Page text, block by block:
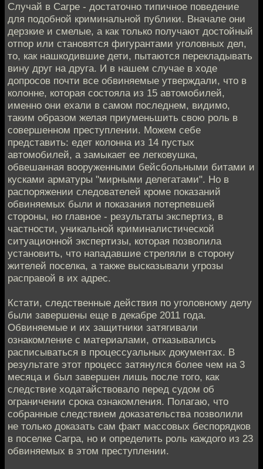
Случай в Сагре - достаточно типичное поведение
для подобной криминальной публики. Вначале они
дерзкие и смелые, а как только получают достойный
отпор или становятся фигурантами уголовных дел,
то, как нашкодившие дети, пытаются перекладывать
вину друг на друга. И в нашем случае в ходе
допросов почти все обвиняемые утверждали, что в
колонне, которая состояла из 15 автомобилей,
именно они ехали в самом последнем, видимо,
таким образом желая приуменьшить свою роль в
совершенном преступлении. Можем себе
представить: едет колонна из 14 пустых
автомобилей, а замыкает ее легковушка,
обвешанная вооруженными бейсбольными битами и
кусками арматуры "мирными делегатами". Но в
распоряжении следователей кроме показаний
обвиняемых были и показания потерпевшей
стороны, но главное - результаты экспертиз, в
частности, уникальной криминалистической
ситуационной экспертизы, которая позволила
установить, что нападавшие стреляли в сторону
жителей поселка, а также высказывали угрозы
расправой в их адрес.
Кстати, следственные действия по уголовному делу
были завершены еще в декабре 2011 года.
Обвиняемые и их защитники затягивали
ознакомление с материалами, отказывались
расписываться в процессуальных документах. В
результате этот процесс затянулся более чем на 3
месяца и был завершен лишь после того, как
следствие ходатайствовало перед судом об
ограничении срока ознакомления. Полагаю, что
собранные следствием доказательства позволили
не только доказать сам факт массовых беспорядков
в поселке Сагра, но и определить роль каждого из 23
обвиняемых в этом преступлении.